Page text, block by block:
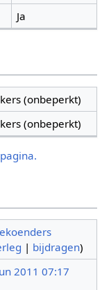
Ja
(onbeperkt)
(onbeperkt)
| bijdragen)
2011 07:17